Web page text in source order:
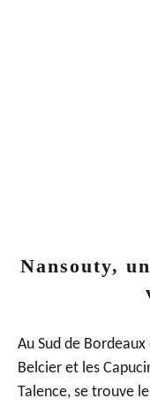
Nansouty,
Au Sud de
Belcier et les
Talence, se trouve